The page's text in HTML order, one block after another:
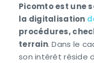
Picomto est une
la digitalisation
procédures,
terrain. Dans le
son intérêt réside